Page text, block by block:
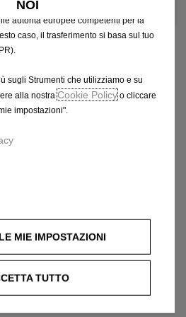
NOIricevuto una decisione di
autorità europee competenti per la
caso, il trasferimento si basa sul tuo
sugli Strumenti che utilizziamo e su
alla nostraCookie Policyo cliccare
impostazioni".
LE MIE IMPOSTAZIONI
TUTTO